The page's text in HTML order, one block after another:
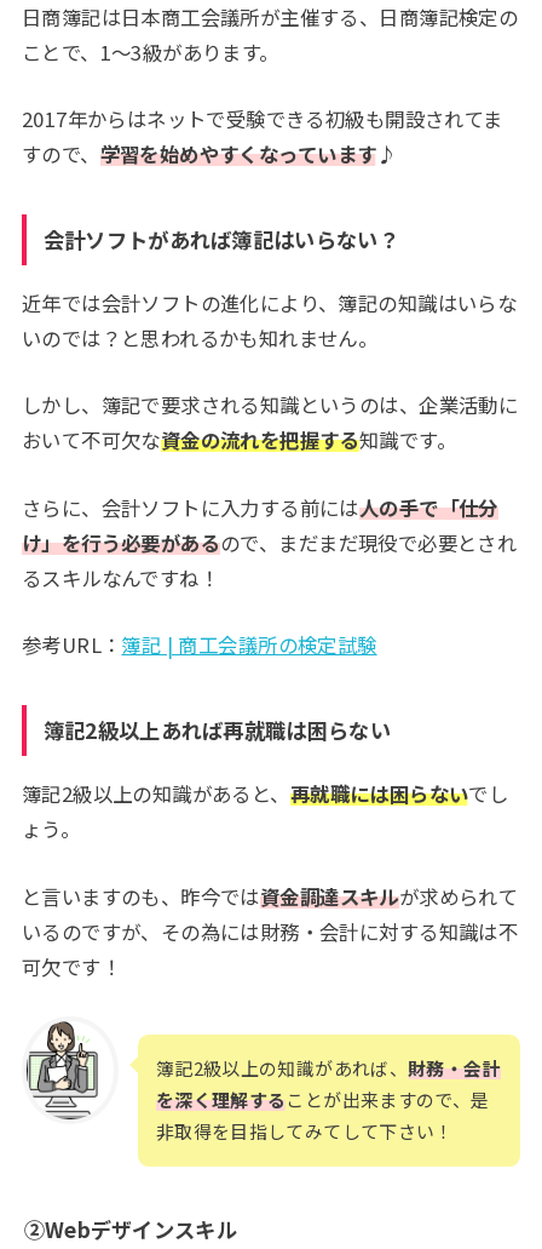
日商簿記は日本商工会議所が主催する、日商簿記検定の
ことで、1～3級があります。
2017年からはネットで受験できる初級も開設されてま
すので、 学習を始めやすくなっています♪
会計ソフトがあれば簿記はいらない？
近年では会計ソフトの進化により、簿記の知識はいらな
いのでは？と思われるかも知れません。
しかし、簿記で要求される知識というのは、企業活動に
おいて不可欠な資金の流れを把握する知識です。
さらに、会計ソフトに入力する前には人の手で「仕分
け」を行う必要があるので、まだまだ現役で必要とされ
るスキルなんですね！
参考URL： 簿記 | 商工会議所の検定試験
簿記2級以上あれば再就職は困らない
簿記2級以上の知識があると、 再就職には困らないでし
ょう。
と言いますのも、昨今では資金調達スキルが求められて
いるのですが、その為には財務・会計に対する知識は不
可欠です！
簿記2級以上の知識があれば、財務・会計
を深く理解することが出来ますので、是
非取得を目指してみてして下さい！
②Webデザインスキル